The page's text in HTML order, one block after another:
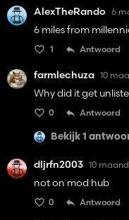
AlexTheRando 6
6 miles from
1 Antwoord
farmlechuza 10
Why did it get
0 Antwoord
Bekijk 1
dljrfn2003 10
not on mod hub
0 Antwoord